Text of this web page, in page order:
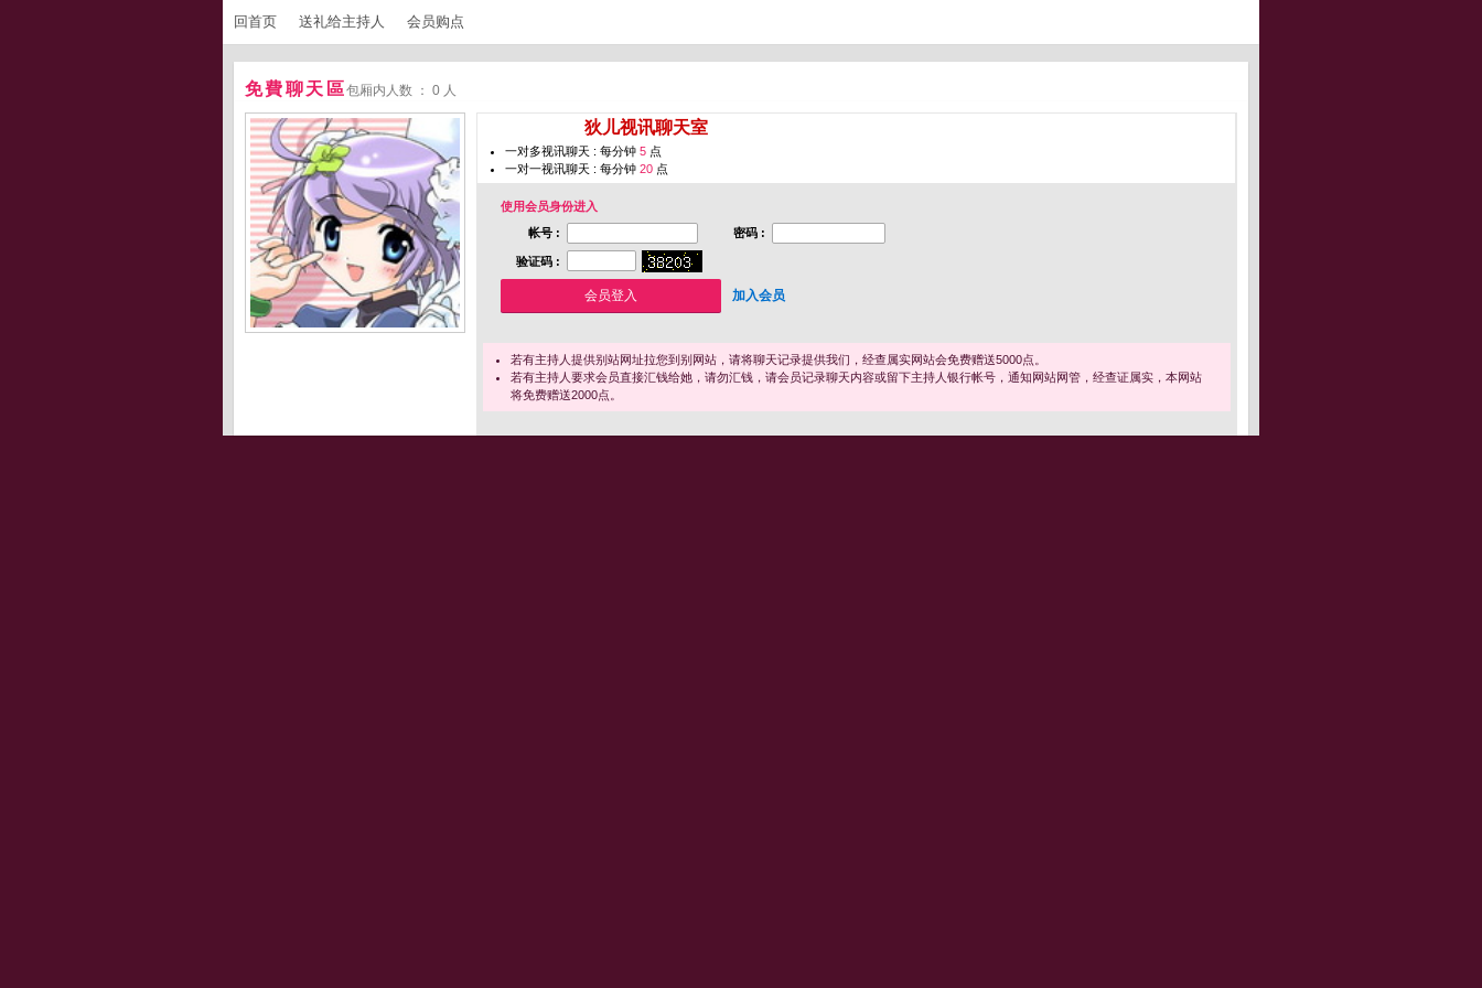
回首页 送礼给主持人 会员购点
免費聊天區包厢内人数 ： 0 人
狄儿视讯聊天室
一对多视讯聊天 : 每分钟 5 点
一对一视讯聊天 : 每分钟 20 点
使用会员身份进入
帐号 :
密码 :
验证码 :
加入会员
若有主持人提供别站网址拉您到别网站，请将聊天记录提供我们，经查属实网站会免费赠送5000点。
若有主持人要求会员直接汇钱给她，请勿汇钱，请会员记录聊天内容或留下主持人银行帐号，通知网站网管，经查证属实，本网站
将免费赠送2000点。